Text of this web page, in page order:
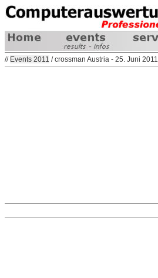
// Events 2011 / crossman Austria - 25. Juni 2011